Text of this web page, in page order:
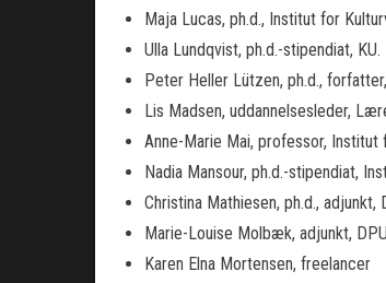
Maja Lucas, ph.d., Institut for
Ulla Lundqvist, ph.d.-stipendiat, KU.
Peter Heller Lützen, ph.d.,
Lis Madsen, uddannelsesleder,
Anne-Marie Mai, professor, Institut
Nadia Mansour, ph.d.-stipendiat,
Christina Mathiesen, ph.d., adjunkt,
Marie-Louise Molbæk, adjunkt,
Karen Elna Mortensen, freelancer